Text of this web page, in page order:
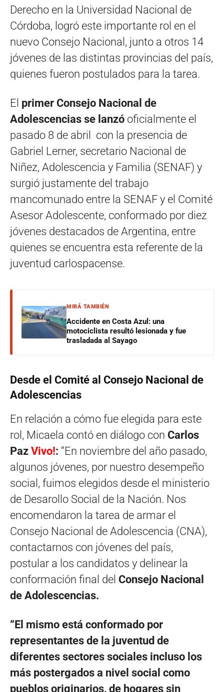
Derecho en la Universidad Nacional de
Córdoba, logró este importante rol en el
nuevo Consejo Nacional, junto a otros 14
jóvenes de las distintas provincias del país,
quienes fueron postulados para la tarea.
El primer Consejo Nacional de
Adolescencias se lanzó oficialmente el
pasado 8 de abril con la presencia de
Gabriel Lerner, secretario Nacional de
Niñez, Adolescencia y Familia (SENAF) y
surgió justamente del trabajo
mancomunado entre la SENAF y el Comité
Asesor Adolescente, conformado por diez
jóvenes destacados de Argentina, entre
quienes se encuentra esta referente de la
juventud carlospacense.
MIRÁ TAMBIÉN
Accidente en Costa Azul: una
motociclista resultó lesionada y fue
trasladada al Sayago
Desde el Comité al Consejo Nacional de
Adolescencias
En relación a cómo fue elegida para este
rol, Micaela contó en diálogo con Carlos
Paz Vivo!: “En noviembre del año pasado,
algunos jóvenes, por nuestro desempeño
social, fuimos elegidos desde el ministerio
de Desarollo Social de la Nación. Nos
encomendaron la tarea de armar el
Consejo Nacional de Adolescencia (CNA),
contactarnos con jóvenes del país,
postular a los candidatos y delinear la
conformación final del Consejo Nacional
de Adolescencias.
“El mismo está conformado por
representantes de la juventud de
diferentes sectores sociales incluso los
más postergados a nivel social como
pueblos originarios, de hogares sin